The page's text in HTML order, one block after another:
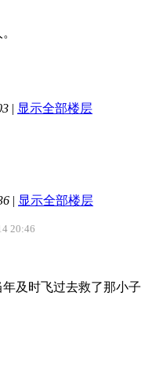
| 显示全部楼层
| 显示全部楼层
20:46
年及时飞过去救了那小